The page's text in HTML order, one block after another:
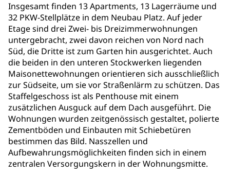
Insgesamt finden 13 Apartments, 13 Lagerräume und
32 PKW-Stellplätze in dem Neubau Platz. Auf jeder
Etage sind drei Zwei- bis Dreizimmerwohnungen
untergebracht, zwei davon reichen von Nord nach
Süd, die Dritte ist zum Garten hin ausgerichtet. Auch
die beiden in den unteren Stockwerken liegenden
Maisonettewohnungen orientieren sich ausschließlich
zur Südseite, um sie vor Straßenlärm zu schützen. Das
Staffelgeschoss ist als Penthouse mit einem
zusätzlichen Ausguck auf dem Dach ausgeführt. Die
Wohnungen wurden zeitgenössisch gestaltet, polierte
Zementböden und Einbauten mit Schiebetüren
bestimmen das Bild. Nasszellen und
Aufbewahrungsmöglichkeiten finden sich in einem
zentralen Versorgungskern in der Wohnungsmitte.